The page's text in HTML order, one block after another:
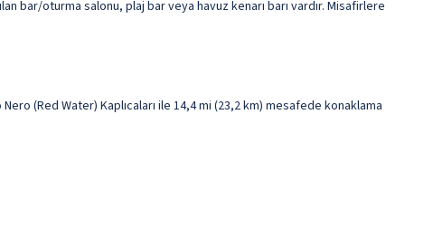
bar/oturma salonu, plaj bar veya havuz kenarı barı vardır. Misafirlere
(Red Water) Kaplıcaları ile 14,4 mi (23,2 km) mesafede konaklama